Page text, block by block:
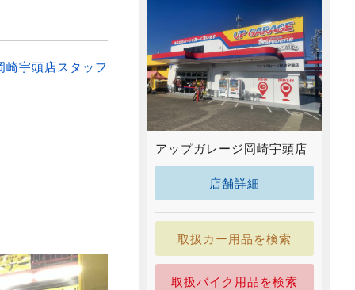
崎宇頭店スタッフ
アップガレージ岡崎宇頭店
店舗詳細
取扱カー用品を検索
取扱バイク用品を検索